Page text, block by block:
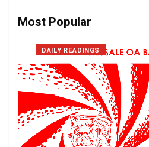
Most Popular
DAILY READINGS